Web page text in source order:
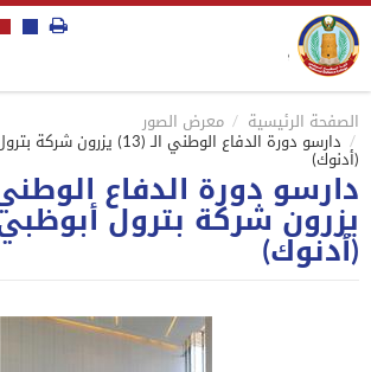
الصفحة الرئيسية معرض الصور
دارسو دورة الدفاع الوطني الـ
(أدنوك)
يزرون شركة بترول
(أدنوك)